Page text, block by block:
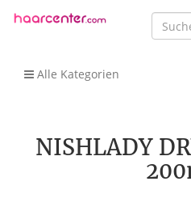
Alle Kategorien
NISHLADY